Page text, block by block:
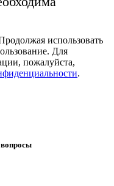
использовать
Для
пожалуйста,
.